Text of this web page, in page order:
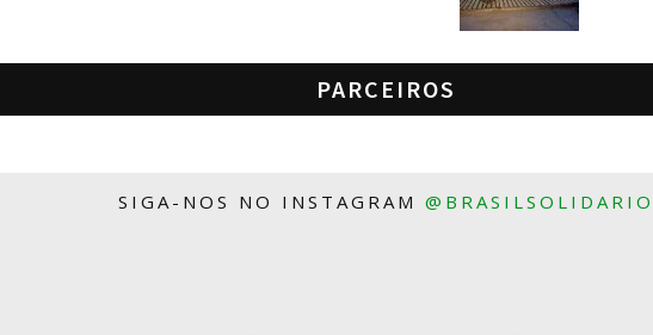
PARCEIROS
SIGA-NOS NO INSTAGRAM @BRASILSOLIDARIO